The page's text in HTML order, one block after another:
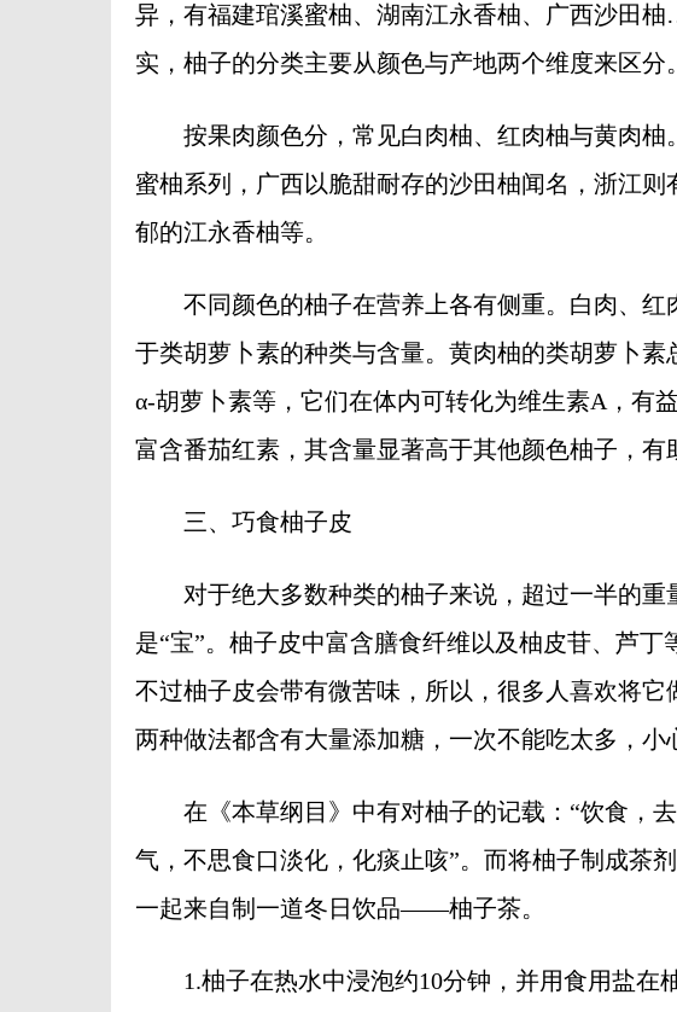
异，有福建琯溪蜜柚、湖南江永香柚、广西沙田
实，柚子的分类主要从颜色与产地两个维度来区分。
按果肉颜色分，常见白肉柚、红肉柚与黄肉柚
蜜柚系列，广西以脆甜耐存的沙田柚闻名，浙江
郁的江永香柚等。
不同颜色的柚子在营养上各有侧重。白肉、红
于类胡萝卜素的种类与含量。黄肉柚的类胡萝卜素
α-胡萝卜素等，它们在体内可转化为维生素A，有
富含番茄红素，其含量显著高于其他颜色柚子，有
三、巧食柚子皮
对于绝大多数种类的柚子来说，超过一半的重
是“宝”。柚子皮中富含膳食纤维以及柚皮苷、芦丁
不过柚子皮会带有微苦味，所以，很多人喜欢将
两种做法都含有大量添加糖，一次不能吃太多，小
在《本草纲目》中有对柚子的记载：“饮食，去
气，不思食口淡化，化痰止咳”。而将柚子制成茶
一起来自制一道冬日饮品——柚子茶。
1.柚子在热水中浸泡约10分钟，并用食用盐在柚